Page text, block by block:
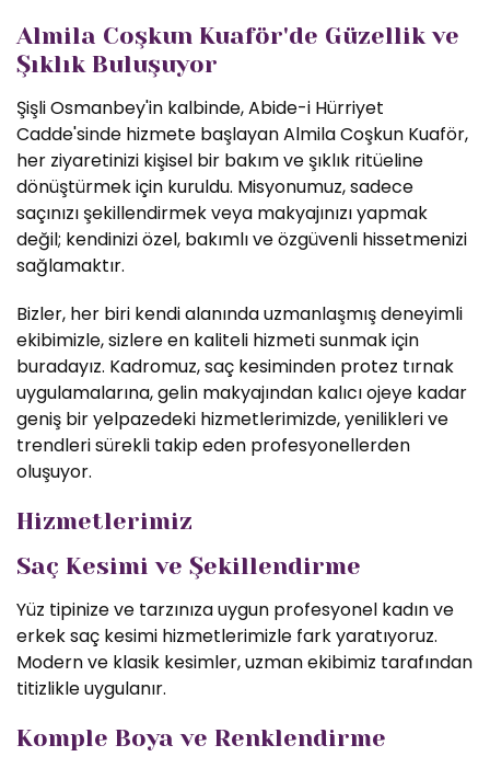
Almila Coşkun Kuaför'de Güzellik ve
Şıklık Buluşuyor
Şişli Osmanbey'in kalbinde, Abide-i Hürriyet
Cadde'sinde hizmete başlayan Almila Coşkun Kuaför,
her ziyaretinizi kişisel bir bakım ve şıklık ritüeline
dönüştürmek için kuruldu. Misyonumuz, sadece
saçınızı şekillendirmek veya makyajınızı yapmak
değil; kendinizi özel, bakımlı ve özgüvenli hissetmenizi
sağlamaktır.
Bizler, her biri kendi alanında uzmanlaşmış deneyimli
ekibimizle, sizlere en kaliteli hizmeti sunmak için
buradayız. Kadromuz, saç kesiminden protez tırnak
uygulamalarına, gelin makyajından kalıcı ojeye kadar
geniş bir yelpazedeki hizmetlerimizde, yenilikleri ve
trendleri sürekli takip eden profesyonellerden
oluşuyor.
Hizmetlerimiz
Saç Kesimi ve Şekillendirme
Yüz tipinize ve tarzınıza uygun profesyonel kadın ve
erkek saç kesimi hizmetlerimizle fark yaratıyoruz.
Modern ve klasik kesimler, uzman ekibimiz tarafından
titizlikle uygulanır.
Komple Boya ve Renklendirme